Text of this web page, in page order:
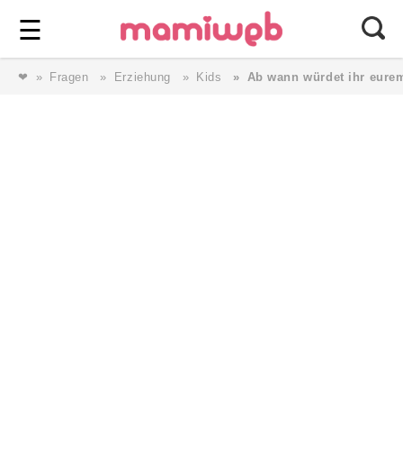
☰ ⎯ Wir lieben Familie ⎯
❤ Fragen Erziehung Kids Ab wann würdet ihr